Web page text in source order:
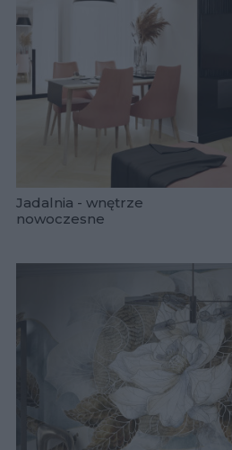
Jadalnia - wnętrze
nowoczesne